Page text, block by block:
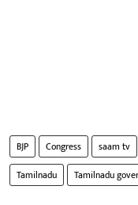
BJP Congress saam tv
Tamilnadu
Tamilnadu